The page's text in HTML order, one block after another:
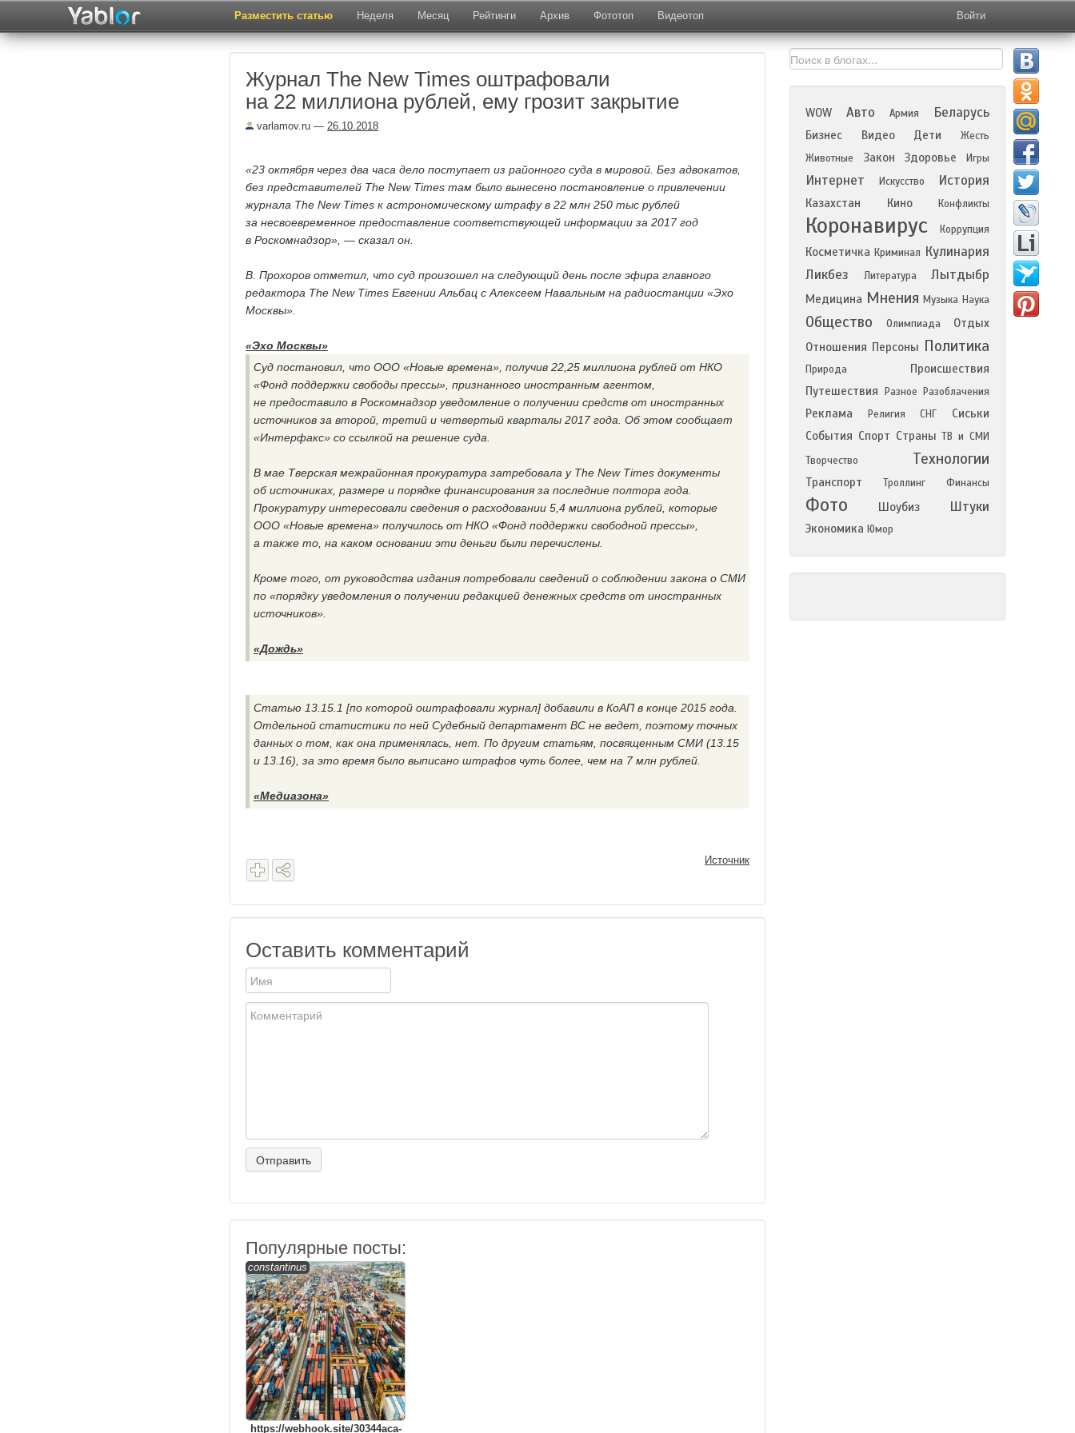
Разместить статью Неделя Месяц Рейтинги Архив Фототоп Видеотоп Войти
Журнал The New Times оштрафовали
на 22 миллиона рублей, ему грозит закрытие
varlamov.ru — 26.10.2018
«23 октября через два часа дело поступает из районного суда в мировой. Без адвокатов,
без представителей The New Times там было вынесено постановление о привлечении
журнала The New Times к астрономическому штрафу в 22 млн 250 тыс рублей
за несвоевременное предоставление соответствующей информации за 2017 год
в Роскомнадзор», — сказал он.
В. Прохоров отметил, что суд произошел на следующий день после эфира главного
редактора The New Times Евгении Альбац с Алексеем Навальным на радиостанции «Эхо
Москвы».
«Эхо Москвы»
Суд постановил, что ООО «Новые времена», получив 22,25 миллиона рублей от НКО
«Фонд поддержки свободы прессы», признанного иностранным агентом,
не предоставило в Роскомнадзор уведомление о получении средств от иностранных
источников за второй, третий и четвертый кварталы 2017 года. Об этом сообщает
«Интерфакс» со ссылкой на решение суда.
В мае Тверская межрайонная прокуратура затребовала у The New Times документы
об источниках, размере и порядке финансирования за последние полтора года.
Прокуратуру интересовали сведения о расходовании 5,4 миллиона рублей, которые
ООО «Новые времена» получилось от НКО «Фонд поддержки свободной прессы»,
а также то, на каком основании эти деньги были перечислены.
Кроме того, от руководства издания потребовали сведений о соблюдении закона о СМИ
по «порядку уведомления о получении редакцией денежных средств от иностранных
источников».
«Дождь»
Статью 13.15.1 [по которой оштрафовали журнал] добавили в КоАП в конце 2015 года.
Отдельной статистики по ней Судебный департамент ВС не ведет, поэтому точных
данных о том, как она применялась, нет. По другим статьям, посвященным СМИ (13.15
и 13.16), за это время было выписано штрафов чуть более, чем на 7 млн рублей.
«Медиазона»
Источник
Оставить комментарий
Популярные посты:
constantinus
https://webhook.site/30344aca-
WOW Авто Армия Беларусь
Бизнес Видео Дети
Жесть
Животные
Закон Здоровье Игры
Интернет Искусство История
Казахстан Кино Конфликты
Коронавирус Коррупция
Косметичка Криминал Кулинария
Ликбез
Литература Лытдыбр
Медицина Мнения Музыка Наука
Общество Олимпиада
Отдых
Отношения Персоны Политика
Природа
Происшествия
Путешествия
Разное Разоблачения
Реклама Религия СНГ
Сиськи
События Спорт Страны ТВ и СМИ
Творчество
Технологии
Транспорт Троллинг Финансы
Фото Шоубиз Штуки
Экономика Юмор